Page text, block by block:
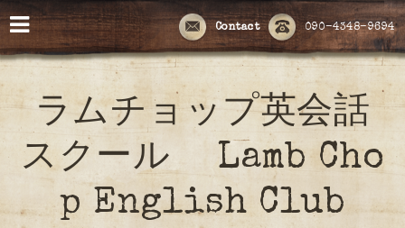
090-4348-9694
Contact
ラムチョップ英会話
スクール Lamb Cho
p English Club